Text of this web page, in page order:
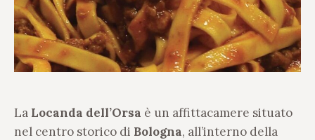
La Locanda dell’Orsa è un affittacamere situato
nel centro storico di Bologna, all’interno della